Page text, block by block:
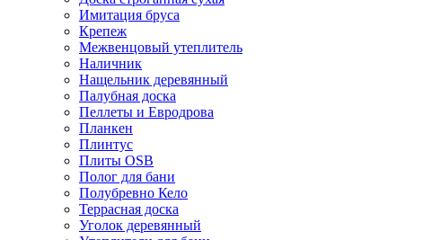
Имитация бруса
Крепеж
Межвенцовый утеплитель
Наличник
Нащельник деревянный
Палубная доска
Пеллеты и Евродрова
Планкен
Плинтус
Плиты OSB
Полог для бани
Полубревно Кело
Террасная доска
Уголок деревянный